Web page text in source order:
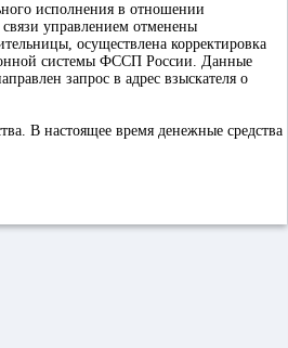
исполнения в отношении
управлением отменены
осуществлена корректировка
системы ФССП России. Данные
запрос в адрес взыскателя о
В настоящее время денежные средства